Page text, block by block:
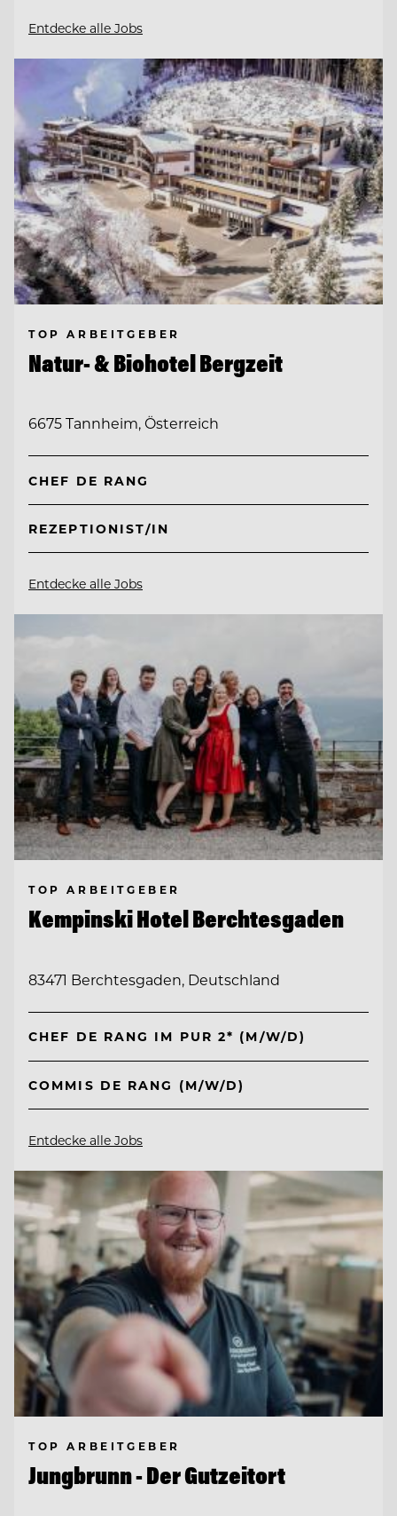
Entdecke alle Jobs
TOP ARBEITGEBER
Natur- & Biohotel Bergzeit
6675 Tannheim, Österreich
CHEF DE RANG
REZEPTIONIST/IN
Entdecke alle Jobs
TOP ARBEITGEBER
Kempinski Hotel Berchtesgaden
83471 Berchtesgaden, Deutschland
CHEF DE RANG IM PUR 2* (M/W/D)
COMMIS DE RANG (M/W/D)
Entdecke alle Jobs
TOP ARBEITGEBER
Jungbrunn - Der Gutzeitort